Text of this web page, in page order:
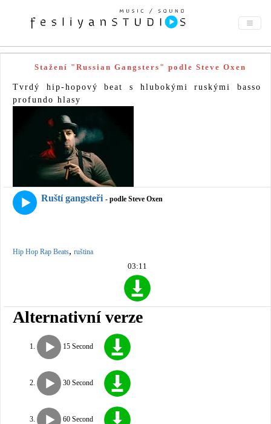
Stažení "Russian Gangsters" podle Steve Oxen
Tvrdý hip-hopový beat s hlubokými ruskými basso
profundo hlasy
Ruští gangsteři - podle Steve Oxen
Hip Hop Rap Beats, ruština
03:11
Alternativní verze
15 Second
30 Second
60 Second